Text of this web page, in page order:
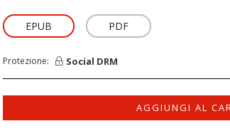
EPUB PDF
Protezione: Social DRM
AGGIUNGI AL